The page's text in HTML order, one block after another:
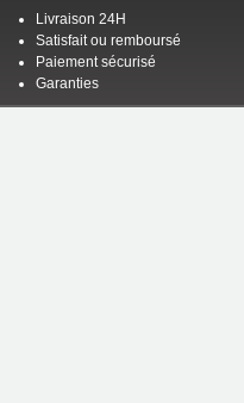
Livraison 24H
Satisfait ou remboursé
Paiement sécurisé
Garanties